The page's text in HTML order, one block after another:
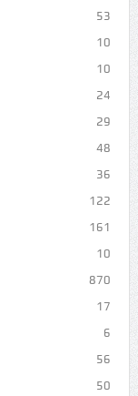
53
10
10
24
29
48
36
122
161
10
870
17
6
56
50